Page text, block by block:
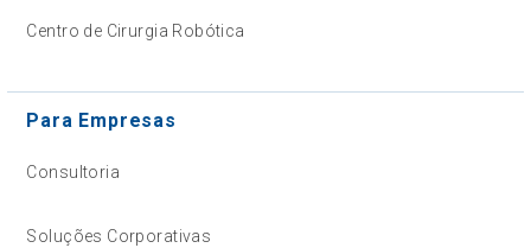
Centro de Cirurgia Robótica
Para Empresas
Consultoria
Soluções Corporativas